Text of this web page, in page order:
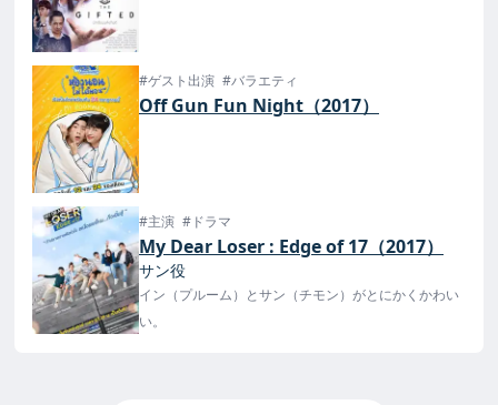
#ゲスト出演 #バラエティ
Off Gun Fun Night（2017）
#主演 #ドラマ
My Dear Loser : Edge of 17（2017）
サン役
イン（プルーム）とサン（チモン）がとにかくかわい
い。